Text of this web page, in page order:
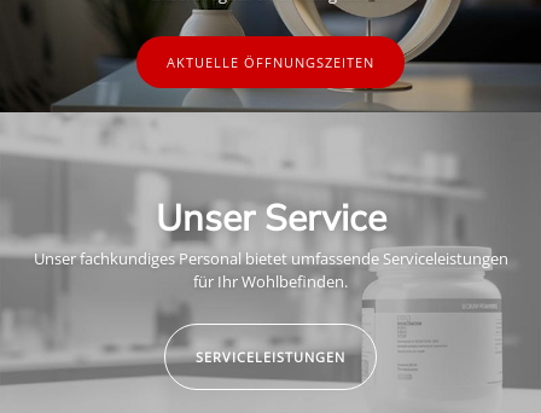
AKTUELLE ÖFFNUNGSZEITEN
Unser Service
Unser fachkundiges Personal bietet umfassende Serviceleistungen
für Ihr Wohlbefinden.
SERVICELEISTUNGEN